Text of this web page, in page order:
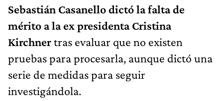
Sebastián Casanello dictó la falta de
mérito a la ex presidenta Cristina
Kirchnertras evaluar que no existen
pruebas para procesarla, aunque dictó una
serie de medidas para seguir
investigándola.